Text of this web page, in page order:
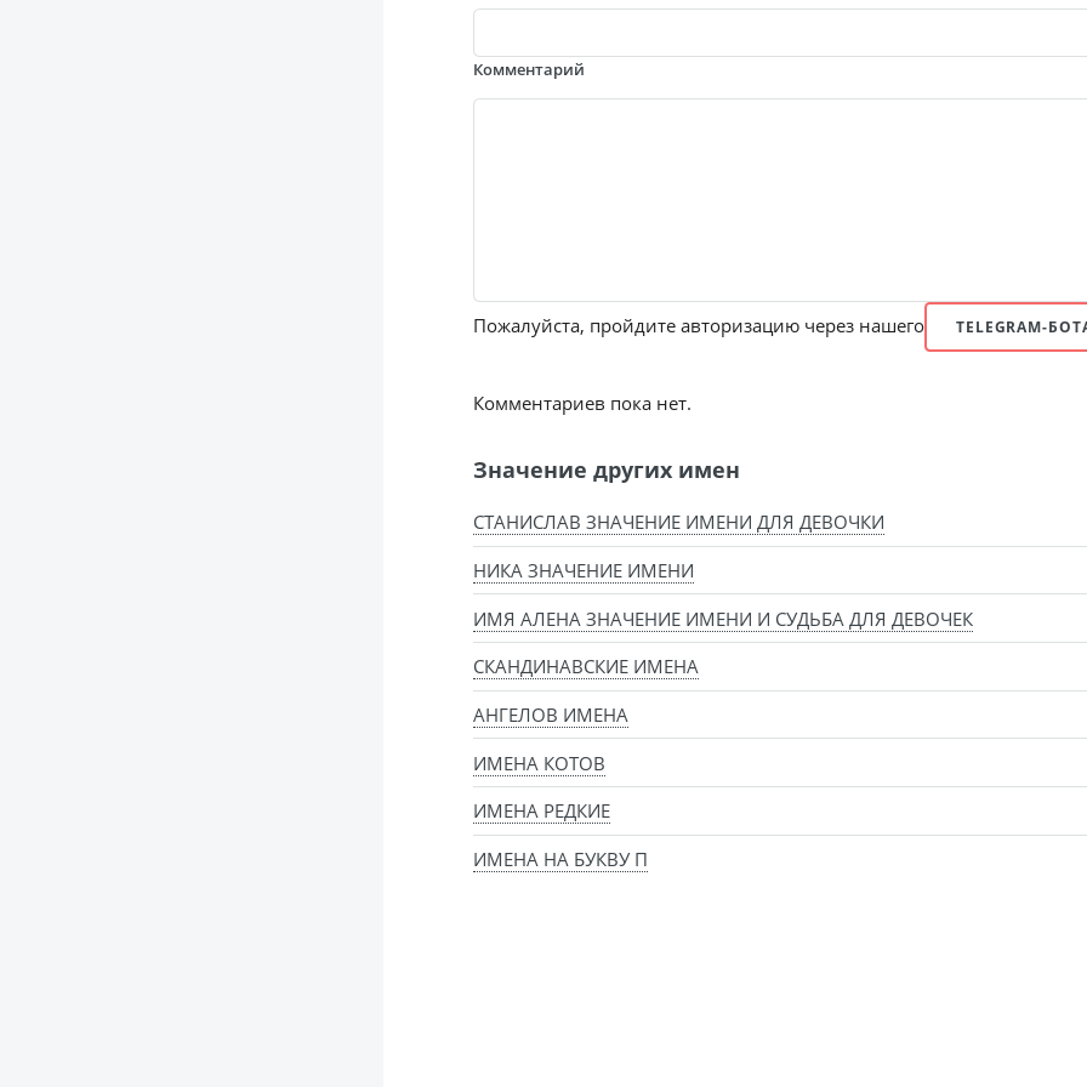
Комментарий
Пожалуйста, пройдите авторизацию через нашего TELEGRAM-
Комментариев пока нет.
Значение других имен
СТАНИСЛАВ ЗНАЧЕНИЕ ИМЕНИ ДЛЯ ДЕВОЧКИ
НИКА ЗНАЧЕНИЕ ИМЕНИ
ИМЯ АЛЕНА ЗНАЧЕНИЕ ИМЕНИ И СУДЬБА ДЛЯ ДЕВОЧЕК
СКАНДИНАВСКИЕ ИМЕНА
АНГЕЛОВ ИМЕНА
ИМЕНА КОТОВ
ИМЕНА РЕДКИЕ
ИМЕНА НА БУКВУ П